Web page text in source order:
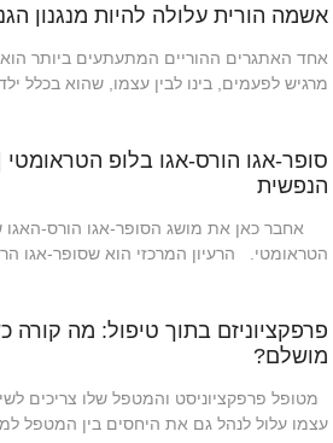
אשמה הורית עלולה להיות מנגנון
אחד האתגרים ההוריים המתעתעים ביותר
מרגיש לפעמים, בינו לבין עצמו, שהוא בכלל
סופר-אגו הורס-אגו בלופ
הנפשית
אחבר כאן את מושג הסופר-אגו הורס-האגו
הטראומטי. הרעיון המרכזי הוא שסופר-אגו
פרפקציוניזם בתוך טיפול: מה קורה
מושלם?
מטופל פרפקציוניסט והמטפל שלו צריכים
עצמו עלול לנהל גם את היחסים בין המטפל